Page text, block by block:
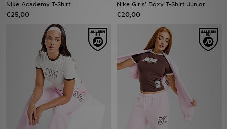
Nike Academy T-Shirt
€25,00
Nike Girls' Boxy T-Shirt Junior
€20,00
Download de app
Winkel Zoeken
Bestelling Traceren
Mijn JD
Klantenservice